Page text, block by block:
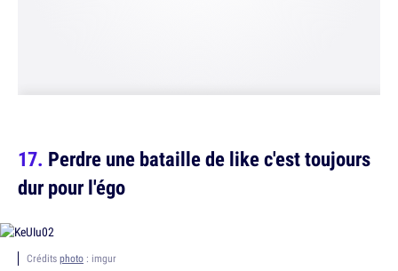
Perdre une bataille de like c'est toujours
dur pour l'égo
Crédits photo : imgur